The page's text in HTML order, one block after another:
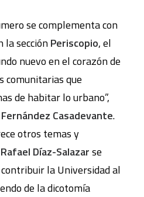
se complementa con
la secciónPeriscopio, el
nuevo en el corazón de
comunitarias que
de habitar lo urbano”,
Casadevante.
otros temas y
Rafael Díaz-Salazarse
la Universidad al
de la dicotomía